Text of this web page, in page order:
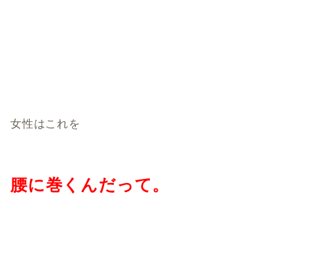
女性はこれを
腰に巻くんだって。